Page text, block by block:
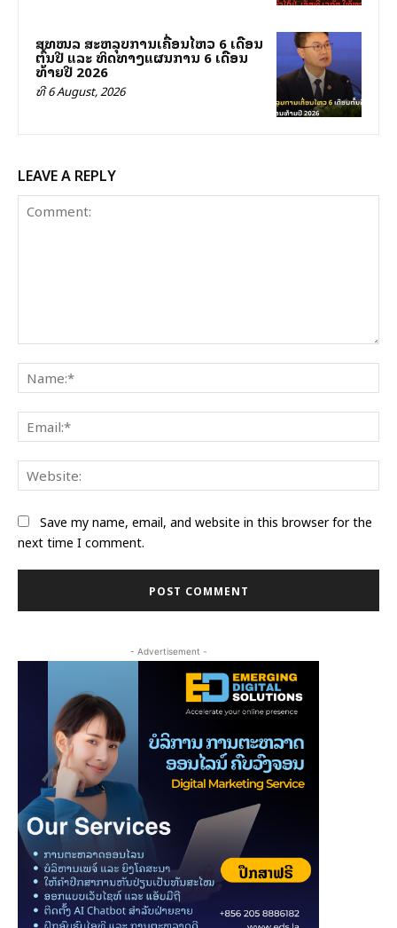
ສທໜລ ສະຫລຸບການເຄື່ອນໄຫວ 6 ເດືອນ
ຕົ້ນປີ ແລະ ທິດທາງແຜນການ 6 ເດືອນ
ທ້າຍປີ 2026
ທີ 6 August, 2026
LEAVE A REPLY
Save my name, email, and website in this browser for the
next time I comment.
- Advertisement -